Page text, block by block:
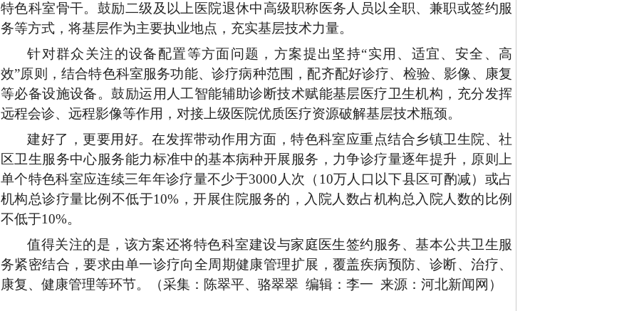
特色科室骨干。鼓励二级及以上医院退休中高级职称医务人员以全职、兼职或签约服
务等方式，将基层作为主要执业地点，充实基层技术力量。
针对群众关注的设备配置等方面问题，方案提出坚持“实用、适宜、安全、高
效”原则，结合特色科室服务功能、诊疗病种范围，配齐配好诊疗、检验、影像、康复
等必备设施设备。鼓励运用人工智能辅助诊断技术赋能基层医疗卫生机构，充分发挥
远程会诊、远程影像等作用，对接上级医院优质医疗资源破解基层技术瓶颈。
建好了，更要用好。在发挥带动作用方面，特色科室应重点结合乡镇卫生院、社
区卫生服务中心服务能力标准中的基本病种开展服务，力争诊疗量逐年提升，原则上
单个特色科室应连续三年年诊疗量不少于3000人次（10万人口以下县区可酌减）或占
机构总诊疗量比例不低于10%，开展住院服务的，入院人数占机构总入院人数的比例
不低于10%。
值得关注的是，该方案还将特色科室建设与家庭医生签约服务、基本公共卫生服
务紧密结合，要求由单一诊疗向全周期健康管理扩展，覆盖疾病预防、诊断、治疗、
康复、健康管理等环节。（采集：陈翠平、骆翠翠 编辑：李一 来源：河北新闻网）